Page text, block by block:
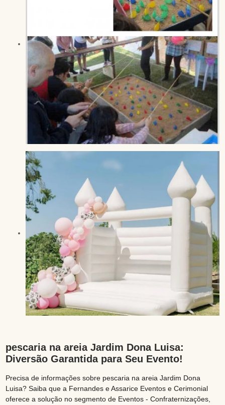
pescaria na areia Jardim Dona Luisa:
Diversão Garantida para Seu Evento!
Precisa de informações sobre pescaria na areia Jardim Dona
Luisa? Saiba que a Fernandes e Assarice Eventos e Cerimonial
oferece a solução no segmento de Eventos - Confraternizações,